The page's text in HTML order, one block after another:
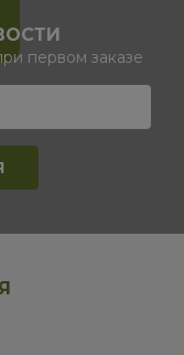
первом заказе